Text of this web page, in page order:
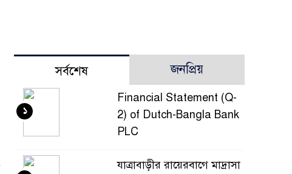
সর্বশেষ জনপ্রিয়
Financial Statement (Q-
2) of Dutch-Bangla Bank
PLC
১
যাত্রাবাড়ীর রায়েরবাগে মাদ্রাসা